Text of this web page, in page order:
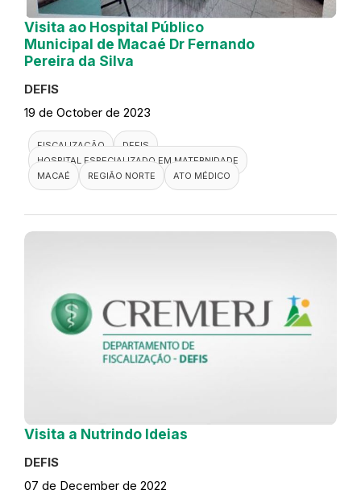
Visita ao Hospital Público
Municipal de Macaé Dr Fernando
Pereira da Silva
DEFIS
19 de October de 2023
FISCALIZAÇÃO
DEFIS
HOSPITAL ESPECIALIZADO EM MATERNIDADE
MACAÉ
REGIÃO NORTE ATO MÉDICO
Visita a Nutrindo Ideias
DEFIS
07 de December de 2022